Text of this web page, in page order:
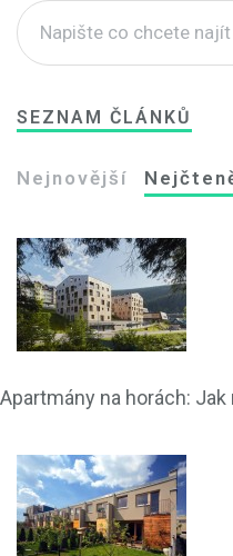
SEZNAM ČLÁNKŮ
Nejnovější
Apartmány na horách: